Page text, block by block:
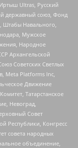
Ultras, Русский
державный союз, Фонд
Навального,
Мужское
Народное
Архангельской
Советских Светлых
Meta Platforms Inc,
Движение
Татарстанское
Невоград,
Совет
Республики, Конгресс
совета народных
объединение,